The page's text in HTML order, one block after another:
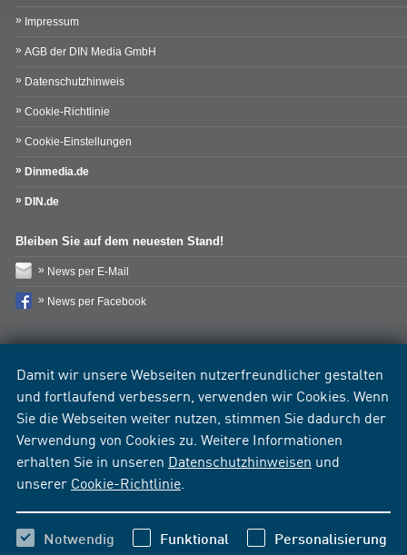
Damit wir unsere Webseiten nutzerfreundlicher gestalten
und fortlaufend verbessern, verwenden wir Cookies. Wenn
Sie die Webseiten weiter nutzen, stimmen Sie dadurch der
Verwendung von Cookies zu. Weitere Informationen
erhalten Sie in unseren Datenschutzhinweisen und
unserer Cookie-Richtlinie
Notwendig Funktional Personalisierung
Impressum
AGB der DIN Media GmbH
Datenschutzhinweis
Cookie-Richtlinie
Cookie-Einstellungen
Dinmedia.de
DIN.de
Bleiben Sie auf dem neuesten Stand!
News per E-Mail
News per Facebook